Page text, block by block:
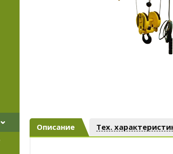
Описание Тех.